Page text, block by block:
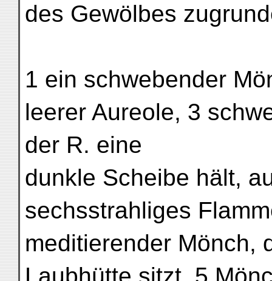
des Gewölbes
1 ein schwebender
leerer Aureole, 3
der R. eine
dunkle Scheibe hält,
sechsstrahliges
meditierender Mönch,